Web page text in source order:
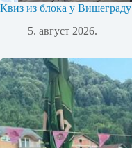
Квиз из блока у Вишеграду
5. август 2026.